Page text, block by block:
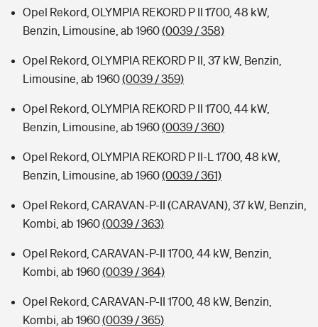
Opel Rekord, OLYMPIA REKORD P II 1700, 48 kW,
Benzin, Limousine, ab 1960(0039 / 358)
Opel Rekord, OLYMPIA REKORD P II, 37 kW, Benzin,
Limousine, ab 1960(0039 / 359)
Opel Rekord, OLYMPIA REKORD P II 1700, 44 kW,
Benzin, Limousine, ab 1960(0039 / 360)
Opel Rekord, OLYMPIA REKORD P II-L 1700, 48 kW,
Benzin, Limousine, ab 1960(0039 / 361)
Opel Rekord, CARAVAN-P-II (CARAVAN), 37 kW, Benzin,
Kombi, ab 1960(0039 / 363)
Opel Rekord, CARAVAN-P-II 1700, 44 kW, Benzin,
Kombi, ab 1960(0039 / 364)
Opel Rekord, CARAVAN-P-II 1700, 48 kW, Benzin,
Kombi, ab 1960(0039 / 365)